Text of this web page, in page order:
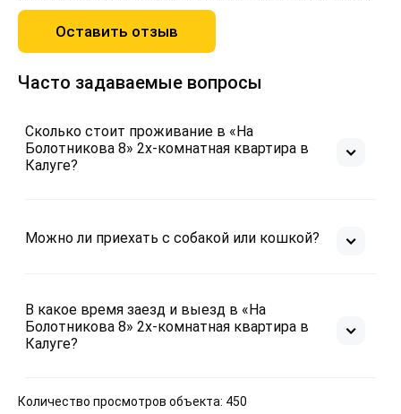
Оставить отзыв
Часто задаваемые вопросы
Сколько стоит проживание в «На
Болотникова 8» 2х-комнатная квартира в
Калуге?
Можно ли приехать с собакой или кошкой?
В какое время заезд и выезд в «На
Болотникова 8» 2х-комнатная квартира в
Калуге?
Количество просмотров объекта: 450